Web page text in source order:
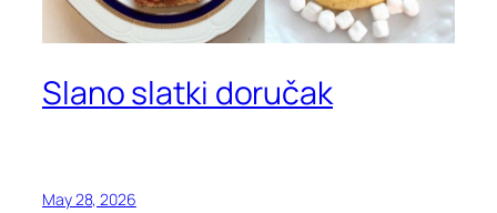
Slano slatki doručak
May 28, 2026